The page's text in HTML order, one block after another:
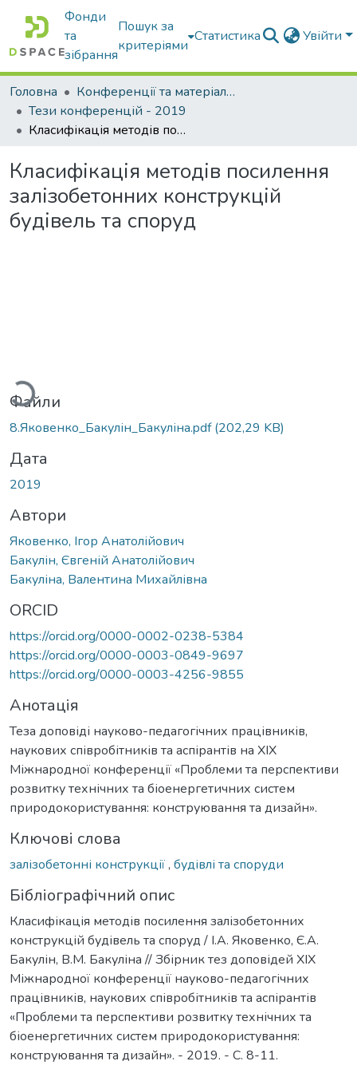
Фонди
та
зібрання
Пошук за
критеріями
Статистика Увійти
Головна
Конференції та матеріали конференцій
Тези конференцій - 2019
Класифікація методів посилення залізобетонних конструкцій будівель та споруд
Класифікація методів посилення
залізобетонних конструкцій
будівель та споруд
Файли
8.Яковенко_Бакулін_Бакуліна.pdf(202,29 KB)
Дата
2019
Автори
Яковенко, Ігор Анатолійович
Бакулін, Євгеній Анатолійович
Бакуліна, Валентина Михайлівна
ORCID
https://orcid.org/0000-0002-0238-5384
https://orcid.org/0000-0003-0849-9697
https://orcid.org/0000-0003-4256-9855
Анотація
Теза доповіді науково-педагогічних працівників,
наукових співробітників та аспірантів на XIX
Міжнародної конференції «Проблеми та перспективи
розвитку технічних та біоенергетичних систем
природокористування: конструювання та дизайн».
Ключові слова
залізобетонні конструкції, будівлі та споруди
Бібліографічний опис
Класифікація методів посилення залізобетонних
конструкцій будівель та споруд / I.A. Яковенко, Є.А.
Бакулін, В.М. Бакуліна // Збірник тез доповідей XIX
Міжнародної конференції науково-педагогічних
працівників, наукових співробітників та аспірантів
«Проблеми та перспективи розвитку технічних та
біоенергетичних систем природокористування:
конструювання та дизайн». - 2019. - С. 8-11.